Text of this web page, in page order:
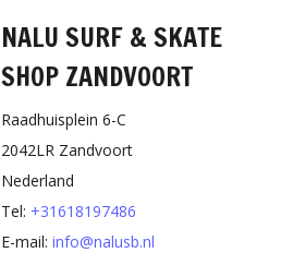
NALU SURF & SKATE
SHOP ZANDVOORT
Raadhuisplein 6-C
2042LR Zandvoort
Nederland
Tel: +31618197486
E-mail: info@nalusb.nl